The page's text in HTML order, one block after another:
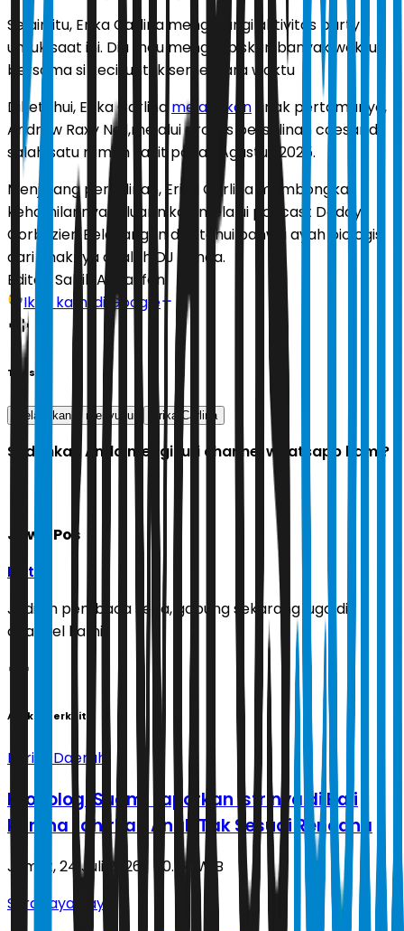
Selain itu, Erika Carlina mengurangi aktivitas party
untuk saat ini. Dia mau menghabiskan banyak waktu
bersama si kecil untuk sementara waktu
Diketahui, Erika Carlinamelahirkan anak pertamanya,
Andrew Raxy Neil,melalui proses persalinan caesar di
salah satu rumah sakit pada 1 Agustus 2025.
Menjelang persalinan, Erika Carlina membongkar
kehamilannya di luar nikah melalui podcast Deddy
Corbuzier. Belakangan diketahui bahwa ayah biologis
dari anaknya adalah DJ Panda.
Editor: Sabik Aji Taufan
Ikuti kami di Google
Tags
melahirkan menyusui Erika Carlina
Sudahkah Anda mengikuti channel whatsapp kami?
Jawa Pos
Ikuti
Jadilah pembaca setia, gabung sekarang juga di
channel kami!
Artikel Terkait
Berita Daerah
Kronologi Suami Laporkan Istrinya di Bali
karena Lahirkan Anak Tak Sesuai Rencana
Jumat, 24 Juli 2026 | 00.54 WIB
Surabaya Raya